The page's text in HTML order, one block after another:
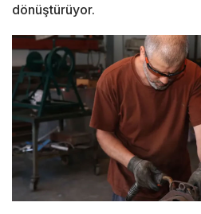
dönüştürüyor.